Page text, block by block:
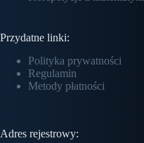
Przydatne linki:
Polityka prywatności
Regulamin
Metody płatności
Adres rejestrowy: